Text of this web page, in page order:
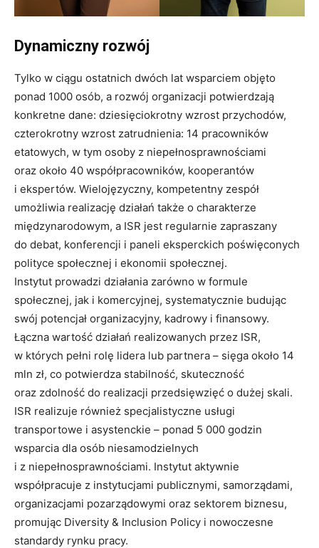
Dynamiczny rozwój
Tylko w ciągu ostatnich dwóch lat wsparciem objęto
ponad 1000 osób, a rozwój organizacji potwierdzają
konkretne dane: dziesięciokrotny wzrost przychodów,
czterokrotny wzrost zatrudnienia: 14 pracowników
etatowych, w tym osoby z niepełnosprawnościami
oraz około 40 współpracowników, kooperantów
i ekspertów. Wielojęzyczny, kompetentny zespół
umożliwia realizację działań także o charakterze
międzynarodowym, a ISR jest regularnie zapraszany
do debat, konferencji i paneli eksperckich poświęconych
polityce społecznej i ekonomii społecznej.
Instytut prowadzi działania zarówno w formule
społecznej, jak i komercyjnej, systematycznie budując
swój potencjał organizacyjny, kadrowy i finansowy.
Łączna wartość działań realizowanych przez ISR,
w których pełni rolę lidera lub partnera – sięga około 14
mln zł, co potwierdza stabilność, skuteczność
oraz zdolność do realizacji przedsięwzięć o dużej skali.
ISR realizuje również specjalistyczne usługi
transportowe i asystenckie – ponad 5 000 godzin
wsparcia dla osób niesamodzielnych
i z niepełnosprawnościami. Instytut aktywnie
współpracuje z instytucjami publicznymi, samorządami,
organizacjami pozarządowymi oraz sektorem biznesu,
promując Diversity & Inclusion Policy i nowoczesne
standardy rynku pracy.